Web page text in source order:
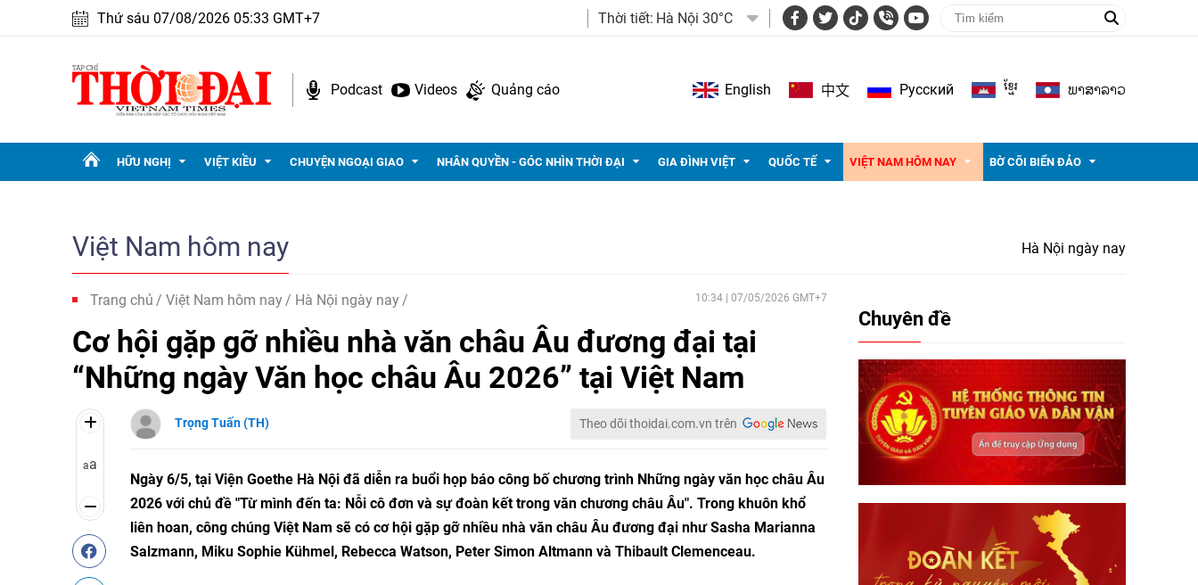
Thứ sáu 07/08/2026 05:33 GMT+7 Thời tiết: Hà Nội 30°C
Podcast Videos Quảng cáo English 中文 Pусский ខ្មែរ ພາ​ສາ​ລາວ
HỮU NGHỊ VIỆT KIỀU CHUYỆN NGOẠI GIAO NHÂN QUYỀN - GÓC NHÌN THỜI ĐẠI GIA ĐÌNH VIỆT QUỐC TẾ VIỆT NAM HÔM NAY BỜ CÕI BIỂN ĐẢO
Việt Nam hôm nay Hà Nội ngày nay
Trang chủ Việt Nam hôm nay Hà Nội ngày nay 10:34 | 07/05/2026 GMT+7
Cơ hội gặp gỡ nhiều nhà văn châu Âu đương đại tại
“Những ngày Văn học châu Âu 2026” tại Việt Nam
aa
Trọng Tuấn (TH) Theo dõi thoidai.com.vn trên
Ngày 6/5, tại Viện Goethe Hà Nội đã diễn ra buổi họp báo công bố chương trình Những ngày văn học châu Âu
2026 với chủ đề "Từ mình đến ta: Nỗi cô đơn và sự đoàn kết trong văn chương châu Âu". Trong khuôn khổ
liên hoan, công chúng Việt Nam sẽ có cơ hội gặp gỡ nhiều nhà văn châu Âu đương đại như Sasha Marianna
Salzmann, Miku Sophie Kühmel, Rebecca Watson, Peter Simon Altmann và Thibault Clemenceau.
Chuyên đề